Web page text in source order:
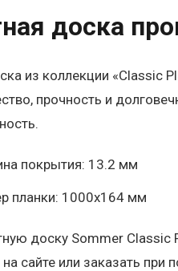
доска
из коллекции «Classic
прочность и
покрытия: 13.2 мм
планки: 1000х164 мм
доску Sommer
сайте или заказать